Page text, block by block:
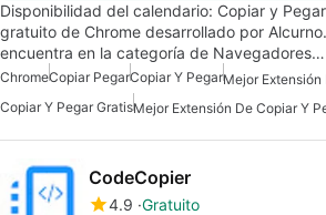
Disponibilidad del calendario: Copiar y
gratuito de Chrome desarrollado por
encuentra en la categoría de Navegadores…
ChromeCopiar PegarCopiar Y Pegar
Copiar Y Pegar Gratis
CodeCopier
4.9 Gratuito